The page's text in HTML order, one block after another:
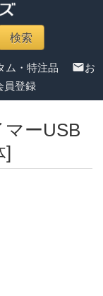
ム・特注品 mailお
員登録
マーUSB
]